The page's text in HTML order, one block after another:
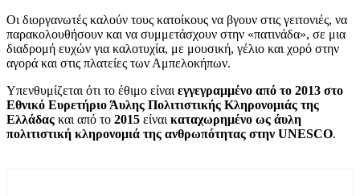
Οι διοργανωτές καλούν τους κατοίκους να βγουν στις γειτονιές, να
παρακολουθήσουν και να συμμετάσχουν στην «πατινάδα», σε μια
διαδρομή ευχών για καλοτυχία, με μουσική, γέλιο και χορό στην
αγορά και στις πλατείες των Αμπελοκήπων.
Υπενθυμίζεται ότι το έθιμο είναι εγγεγραμμένο από το 2013 στο
Εθνικό Ευρετήριο Άυλης Πολιτιστικής Κληρονομιάς της
Ελλάδας και από το 2015 είναι καταχωρημένο ως άυλη
πολιτιστική κληρονομιά της ανθρωπότητας στην UNESCO.